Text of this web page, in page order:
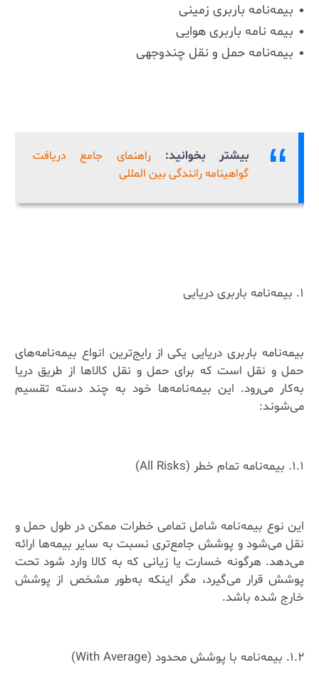
بیمه‌نامه باربری زمینی
بیمه نامه باربری هوایی
بیمه‌نامه حمل و نقل چندوجهی
بیشتر بخوانید:
راهنمای جامع دریافت
گواهینامه رانندگی بین المللی
۱. بیمه‌نامه باربری دریایی
بیمه‌نامه باربری دریایی یکی از رایج‌ترین انواع بیمه‌نامه‌های
حمل و نقل است که برای حمل و نقل کالاها از طریق دریا
به‌کار می‌رود. این بیمه‌نامه‌ها خود به چند دسته تقسیم
می‌شوند:
۱.۱. بیمه‌نامه تمام خطر (All Risks)
این نوع بیمه‌نامه شامل تمامی خطرات ممکن در طول حمل و
نقل می‌شود و پوشش جامع‌تری نسبت به سایر بیمه‌ها ارائه
می‌دهد. هرگونه خسارت یا زیانی که به کالا وارد شود تحت
پوشش قرار می‌گیرد، مگر اینکه به‌طور مشخص از پوشش
خارج شده باشد.
۱.۲. بیمه‌نامه با پوشش محدود (With Average)